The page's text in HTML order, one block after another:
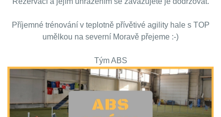
Příjemné trénování v teplotně přívětivé agility hale s TOP
umělkou na severní Moravě přejeme :-)
Tým ABS